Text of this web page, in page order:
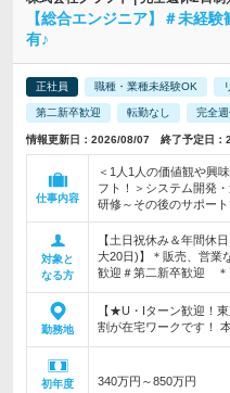
【総合エンジニア】＃未経
有♪
正社員 職種・業種未経験OK
第二新卒歓迎 転勤なし 完全
情報更新日：2026/08/07 終了予定日：
仕事内容
＜1人1人の価値観や興
フト！＞システム開発
研修～その後のサポー
対象と
なる方
【土日祝休み＆年間休
大20日)】＊販売、営
歓迎＃第二新卒歓迎 ＊
勤務地
【★U・Iターン歓迎！
割が在宅ワークです！
初年度
340万円～850万円